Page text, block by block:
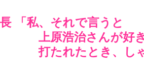
長 「私、それで言うと
上原浩治さんが好き
打たれたとき、しゃ